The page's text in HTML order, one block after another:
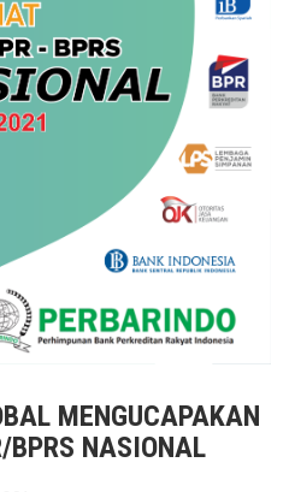
MENGUCAPAKAN
NASIONAL